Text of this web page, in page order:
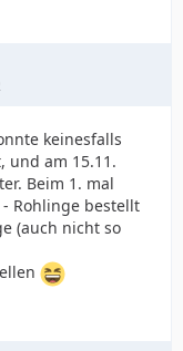
keinesfalls
und am 15.11.
Beim 1. mal
Rohlinge bestellt
(auch nicht so